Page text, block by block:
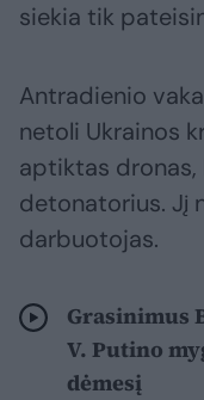
siekia tik
Antradienio
netoli Ukrainos
aptiktas
detonatorius. Jį
darbuotojas.
Grasinimus
V. Putino
dėmesį